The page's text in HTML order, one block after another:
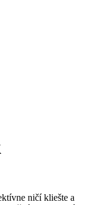
ničí kliešte a